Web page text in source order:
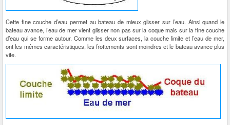
Cette fine couche d’eau permet au bateau de mieux glisser sur l’eau. Ainsi quand le
bateau avance, l’eau de mer vient glisser non pas sur la coque mais sur la fine couche
d’eau qui se forme autour. Comme les deux surfaces, la couche limite et l’eau de mer,
ont les mêmes caractéristiques, les frottements sont moindres et le bateau avance plus
vite.